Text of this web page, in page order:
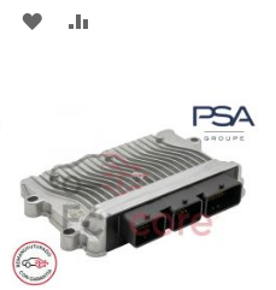
AGREGAR
FAVORITOS